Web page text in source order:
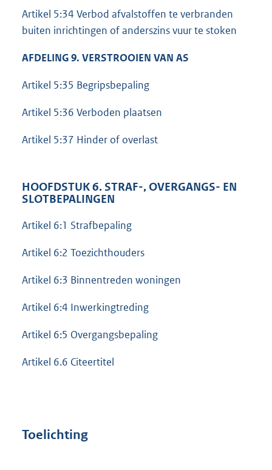
Artikel 5:34 Verbod afvalstoffen te verbranden
buiten inrichtingen of anderszins vuur te stoken
AFDELING 9. VERSTROOIEN VAN AS
Artikel 5:35 Begripsbepaling
Artikel 5:36 Verboden plaatsen
Artikel 5:37 Hinder of overlast
HOOFDSTUK 6. STRAF-, OVERGANGS- EN
SLOTBEPALINGEN
Artikel 6:1 Strafbepaling
Artikel 6:2 Toezichthouders
Artikel 6:3 Binnentreden woningen
Artikel 6:4 Inwerkingtreding
Artikel 6:5 Overgangsbepaling
Artikel 6.6 Citeertitel
Toelichting